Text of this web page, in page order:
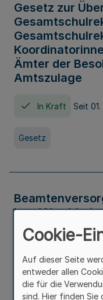
Gesetz zur
Ämter der
Amtszulage
In Kraft Seit
Gesetz
Land
LBeamtVG
In Kraft Seit
Cookie-
Auf dieser Seite
entweder allen
die für die
sind. Hier finden Sie